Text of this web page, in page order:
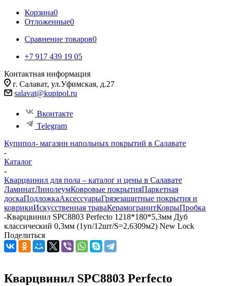
Корзина0
Отложенные0
Сравнение товаров0
+7 917 439 19 05
Контактная информация
г. Салават, ул.Уфимская, д.27
salavat@kupipol.ru
Вконтакте
Telegram
Купипол- магазин напольных покрытий в Салавате
-
Каталог
-
Кварцвинил для пола – каталог и цены в Салавате
ЛаминатЛинолеумКовровые покрытияПаркетная
доскаПодложкаАксессуарыГрязезащитные покрытия и
коврикиИскусственная траваКерамогранитКоврыПробка
-Кварцвинил SPC8803 Perfecto 1218*180*5,3мм Дуб
классический 0,3мм (1уп/12шт/S=2,6309м2) New Lock
Поделиться
Кварцвинил SPC8803 Perfecto